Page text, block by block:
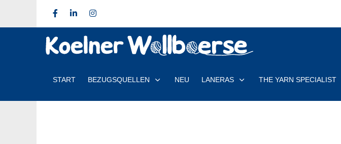
START BEZUGSQUELLEN NEU LANERAS THE YARN SPECIALIST